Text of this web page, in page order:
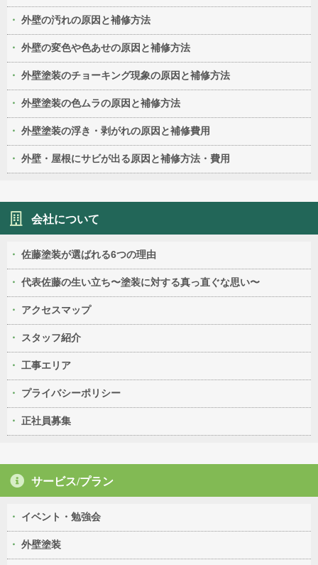
外壁の汚れの原因と補修方法
外壁の変色や色あせの原因と補修方法
外壁塗装のチョーキング現象の原因と補修方法
外壁塗装の色ムラの原因と補修方法
外壁塗装の浮き・剥がれの原因と補修費用
外壁・屋根にサビが出る原因と補修方法・費用
会社について
佐藤塗装が選ばれる6つの理由
代表佐藤の生い立ち〜塗装に対する真っ直ぐな思い〜
アクセスマップ
スタッフ紹介
工事エリア
プライバシーポリシー
正社員募集
サービス/プラン
イベント・勉強会
外壁塗装